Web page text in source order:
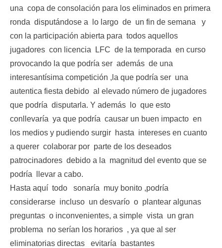
una copa de consolación para los eliminados en primera
ronda disputándose a lo largo de un fin de semana y
con la participación abierta para todos aquellos
jugadores con licencia LFC de la temporada en curso
provocando la que podría ser además de una
interesantísima competición ,la que podría ser una
autentica fiesta debido al elevado número de jugadores
que podría disputarla. Y además lo que esto
conllevaría ya que podría causar un buen impacto en
los medios y pudiendo surgir hasta intereses en cuanto
a querer colaborar por parte de los deseados
patrocinadores debido a la magnitud del evento que se
podría llevar a cabo.
Hasta aquí todo sonaría muy bonito ,podría
considerarse incluso un desvarío o plantear algunas
preguntas o inconvenientes, a simple vista un gran
problema no serían los horarios , ya que al ser
eliminatorias directas evitaría bastantes